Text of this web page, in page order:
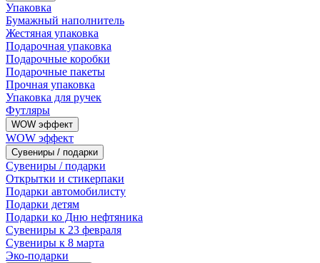
Упаковка
Бумажный наполнитель
Жестяная упаковка
Подарочная упаковка
Подарочные коробки
Подарочные пакеты
Прочная упаковка
Упаковка для ручек
Футляры
WOW эффект
WOW эффект
Сувениры / подарки
Сувениры / подарки
Открытки и стикерпаки
Подарки автомобилисту
Подарки детям
Подарки ко Дню нефтяника
Сувениры к 23 февраля
Сувениры к 8 марта
Эко-подарки